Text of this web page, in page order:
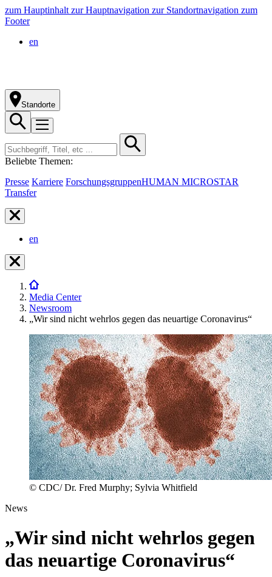
zum Hauptinhalt zur Hauptnavigation zur Standortnavigation zum
Footer
en
Standorte
Beliebte Themen:
Presse Karriere ForschungsgruppenHUMAN MICROSTAR
Transfer
en
Media Center
Newsroom
„Wir sind nicht wehrlos gegen das neuartige Coronavirus“
© CDC/ Dr. Fred Murphy; Sylvia Whitfield
News
„Wir sind nicht wehrlos gegen
das neuartige Coronavirus“